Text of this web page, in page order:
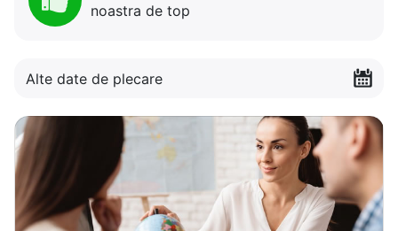
noastra de top
Alte date de plecare